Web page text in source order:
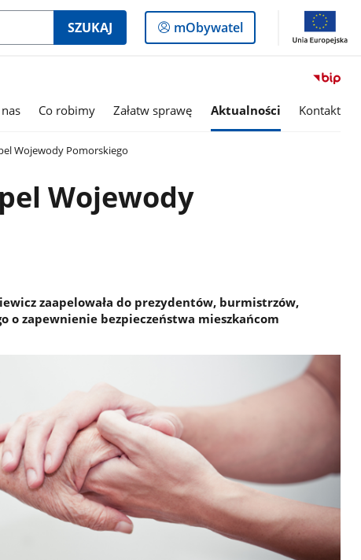
SZUKAJ
Logowanie
do
mObywatel
Co robimy Załatw sprawę Aktualności Kontakt
Wojewody Pomorskiego
Wojewody
zaapelowała do prezydentów, burmistrzów,
o zapewnienie bezpieczeństwa mieszkańcom